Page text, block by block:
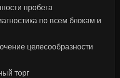
пробега
по всем блокам и
целесообразности
торг